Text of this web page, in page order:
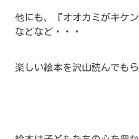
他にも、『オオカミがキケ
などなど・・・
楽しい絵本を沢山読んでもら